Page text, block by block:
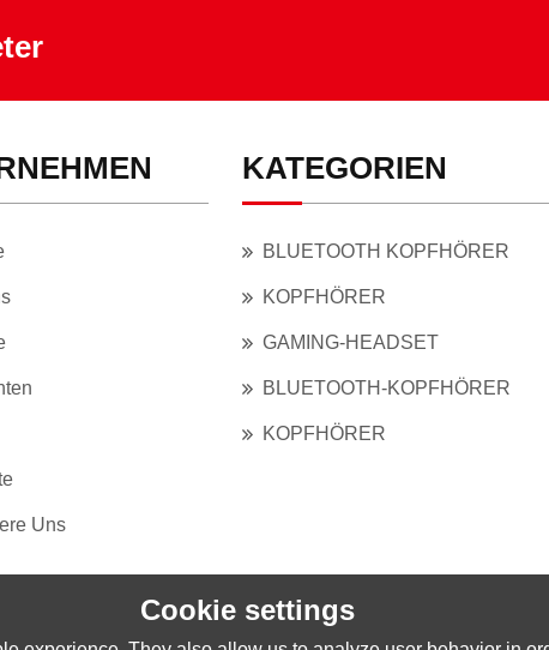
Uns
KATEGORIEN
BLUETOOTH KOPFHÖRER
KOPFHÖRER
GAMING-HEADSET
BLUETOOTH-KOPFHÖRER
KOPFHÖRER
Cookie settings